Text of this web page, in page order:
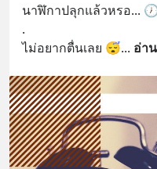
นาฬิกาปลุกแล้วหรอ...
.
ไม่อยากตื่นเลย 😴... อ่า